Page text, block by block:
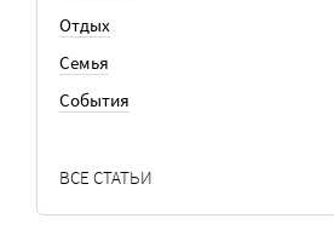
Отдых
Семья
События
ВСЕ СТАТЬИ